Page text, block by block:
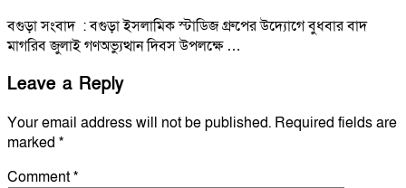
বগুড়া সংবাদ : বগুড়া ইসলামিক স্টাডিজ গ্রুপের উদ্যোগে বুধবার বাদ
মাগরিব জুলাই গণঅভ্যুত্থান দিবস উপলক্ষে …
Leave a Reply
Your email address will not be published. Required fields are
marked *
Comment*